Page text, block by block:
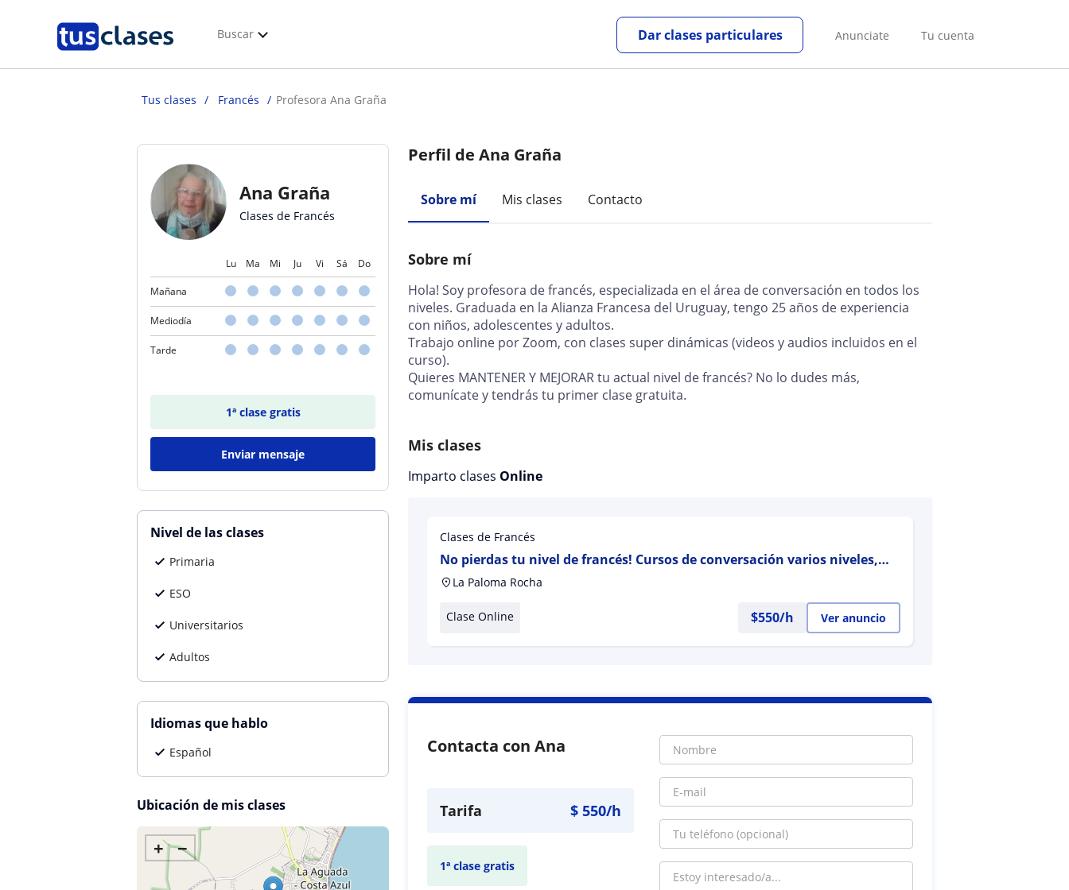
Buscar Anunciate Tu cuenta
Dar clases particulares
Tus clases Francés Profesora Ana Graña
Ana Graña
Clases de Francés
Lu Ma Mi Ju Vi Sá Do
Mañana
Mediodía
Tarde
1ª clase gratis
Enviar mensaje
Nivel de las clases
Primaria
ESO
Universitarios
Adultos
Idiomas que hablo
Español
Ubicación de mis clases
+ −
Perfil de Ana Graña
Sobre mí Mis clases Contacto
Sobre mí
Hola! Soy profesora de francés, especializada en el área de conversación en todos los
niveles. Graduada en la Alianza Francesa del Uruguay, tengo 25 años de experiencia
con niños, adolescentes y adultos.
Trabajo online por Zoom, con clases super dinámicas (videos y audios incluidos en el
curso).
Quieres MANTENER Y MEJORAR tu actual nivel de francés? No lo dudes más,
comunícate y tendrás tu primer clase gratuita.
Mis clases
Imparto clases Online
Clases de Francés
No pierdas tu nivel de francés! Cursos de conversación varios niveles,
todas las edades
La Paloma Rocha
Clase Online $550/h Ver anuncio
Contacta con Ana
Tarifa $550/h
1ª clase gratis